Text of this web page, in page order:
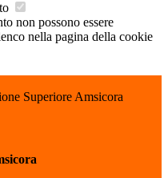
non possono essere
nella pagina della cookie
Superiore Amsicora